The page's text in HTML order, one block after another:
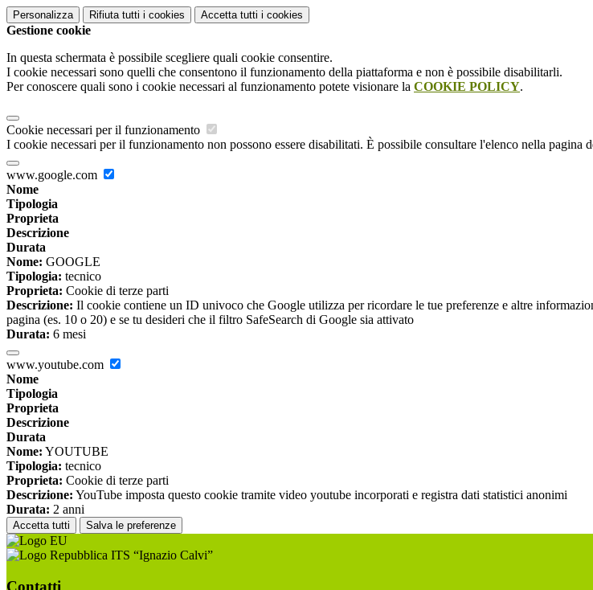
Personalizza Rifiuta tutti i cookies Accetta tutti i cookies
Gestione cookie
In questa schermata è possibile scegliere quali cookie consentire.
I cookie necessari sono quelli che consentono il funzionamento della piattaforma e non è possibile disabilitarli.
Per conoscere quali sono i cookie necessari al funzionamento potete visionare la COOKIE POLICY.
Cookie necessari per il funzionamento
I cookie necessari per il funzionamento non possono essere disabilitati. È possibile consultare l'elenco nella pagina
www.google.com
Nome
Tipologia
Proprieta
Descrizione
Durata
Nome: GOOGLE
Tipologia: tecnico
Proprieta: Cookie di terze parti
Descrizione: Il cookie contiene un ID univoco che Google utilizza per ricordare le tue preferenze e altre
pagina (es. 10 o 20) e se tu desideri che il filtro SafeSearch di Google sia attivato
Durata: 6 mesi
www.youtube.com
Nome
Tipologia
Proprieta
Descrizione
Durata
Nome: YOUTUBE
Tipologia: tecnico
Proprieta: Cookie di terze parti
Descrizione: YouTube imposta questo cookie tramite video youtube incorporati e registra dati statistici anonimi
Durata: 2 anni
Accetta tutti Salva le preferenze
ITS “Ignazio Calvi”
Contatti